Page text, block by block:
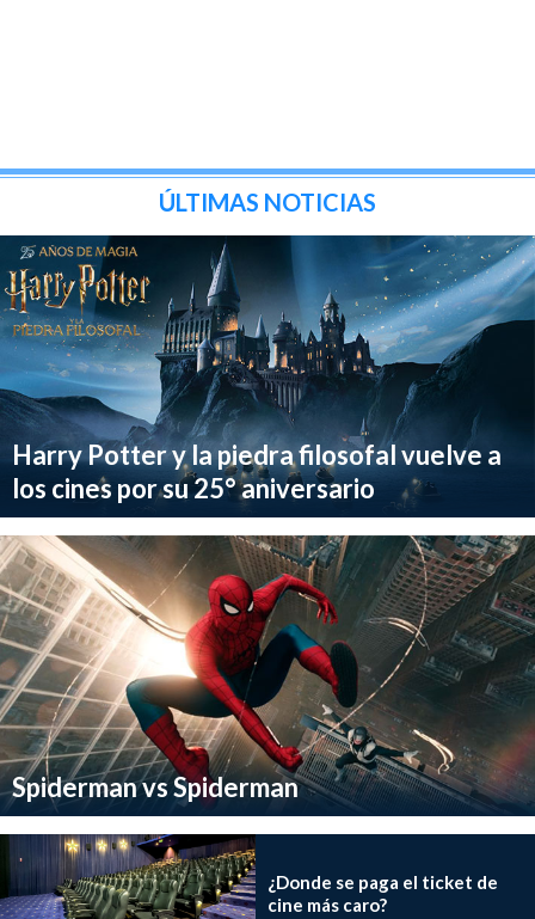
ÚLTIMAS NOTICIAS
Harry Potter y la piedra filosofal vuelve a
los cines por su 25° aniversario
Spiderman vs Spiderman
¿Donde se paga el ticket de
cine más caro?